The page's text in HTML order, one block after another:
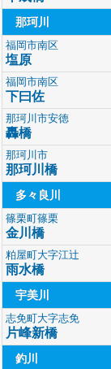
那珂川
福岡市南区
塩原
福岡市南区
下曰佐
那珂川市安徳
轟橋
那珂川市
那珂川橋
多々良川
篠栗町篠栗
金川橋
粕屋町大字江辻
雨水橋
宇美川
志免町大字志免
片峰新橋
釣川